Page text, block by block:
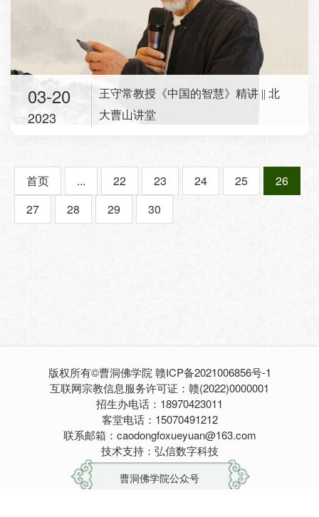
03-20
2023
王守常教授《中国的智慧》精讲 || 北
大曹山讲堂
首页 ... 22 23 24 25
26
27
28 29 30
版权所有©曹洞佛学院 赣ICP备2021006856号-1
互联网宗教信息服务许可证：赣(2022)0000001
招生办电话：18970423011
客堂电话：15070491212
联系邮箱：caodongfoxueyuan@163.com
技术支持：弘信数字科技
曹洞佛学院公众号